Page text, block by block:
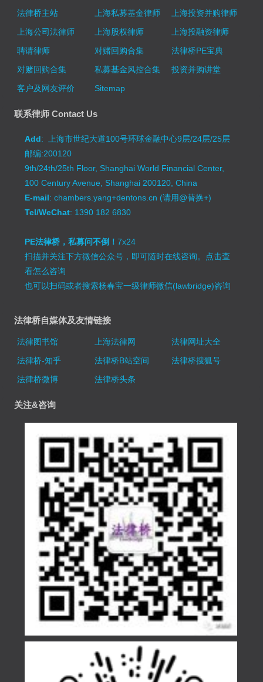
法律桥主站
上海私募基金律师
上海投资并购律师
上海公司法律师
上海股权律师
上海投融资律师
聘请律师
对赌回购合集
法律桥PE宝典
对赌回购合集
私募基金风控合集
投资并购讲堂
客户及网友评价
Sitemap
联系律师 Contact Us
Add: 上海市世纪大道100号环球金融中心9层/24层/25层
邮编:200120
9th/24th/25th Floor, Shanghai World Financial Center,
100 Century Avenue, Shanghai 200120, China
E-mail: chambers.yang+dentons.cn (请用@替换+)
Tel/WeChat: 1390 182 6830
PE法律桥，私募问不倒！7x24
扫描并关注下方微信公众号，即可随时在线咨询。 点击查
看怎么咨询
也可以扫码或者搜索杨春宝一级律师微信(lawbridge)咨询
法律桥自媒体及友情链接
法律图书馆 上海法律网
法律网址大全
法律桥-知乎
法律桥B站空间
法律桥搜狐号
法律桥微博
法律桥头条
关注&咨询